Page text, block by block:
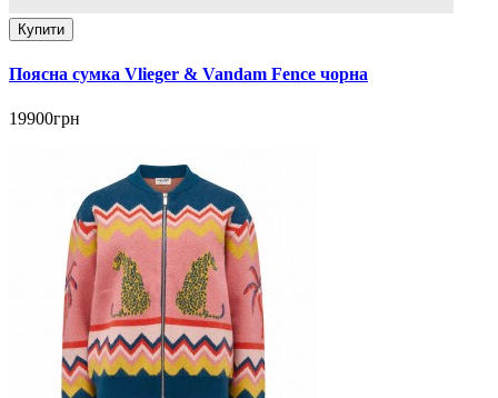
Купити
Поясна сумка Vlieger & Vandam Fence чорна
19900грн